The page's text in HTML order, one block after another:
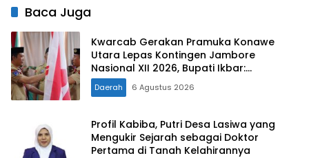
Baca Juga
Kwarcab Gerakan Pramuka Konawe
Utara Lepas Kontingen Jambore
Nasional XII 2026, Bupati Ikbar:
Tunjukkan Karakter Generasi Muda
Konut yang Disiplin dan Berprestasi
Daerah 6 Agustus 2026
Profil Kabiba, Putri Desa Lasiwa yang
Mengukir Sejarah sebagai Doktor
Pertama di Tanah Kelahirannya